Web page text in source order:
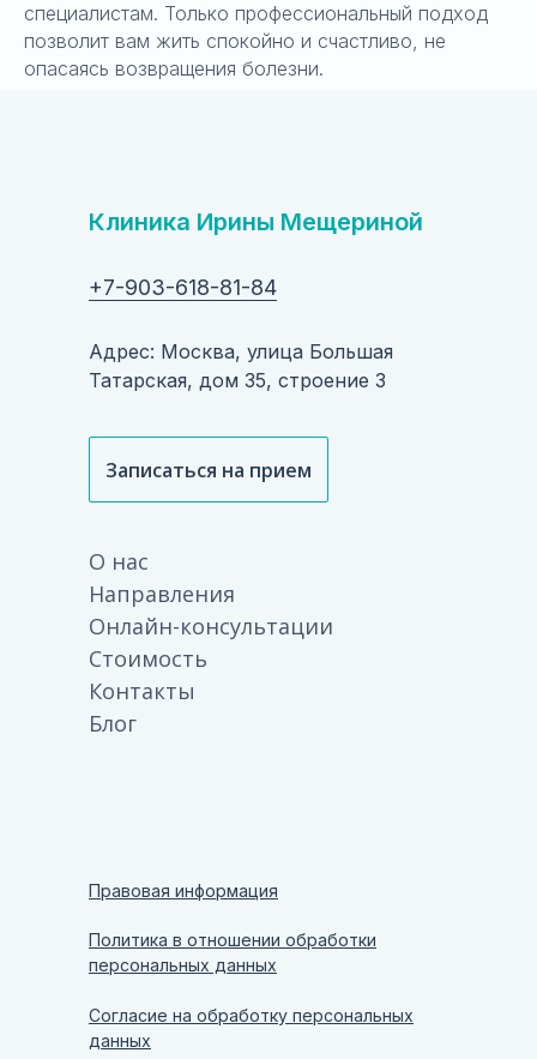
специалистам. Только профессиональный подход
позволит вам жить спокойно и счастливо, не
опасаясь возвращения болезни.
Клиника Ирины Мещериной
Адрес: Москва, улица Большая
Татарская, дом 35, строение 3
Политика в отношении обработки
персональных данных
Правовая информация
Согласие на обработку персональных
данных
+7-903-618-81-84
Записаться на прием
О нас
Направления
Онлайн-консультации
Стоимость
Контакты
Блог